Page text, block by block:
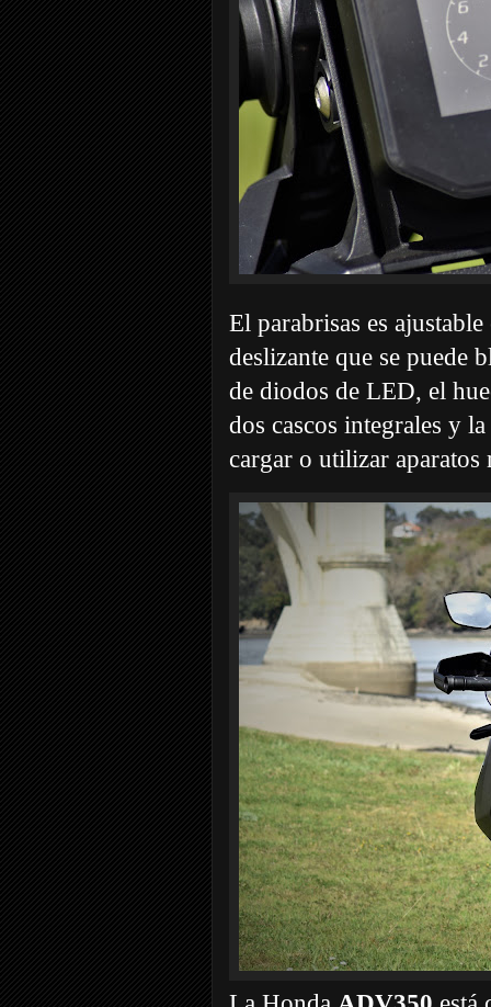
El parabrisas es
deslizante que se puede
de diodos de LED, el
dos cascos integrales y
cargar o utilizar aparatos